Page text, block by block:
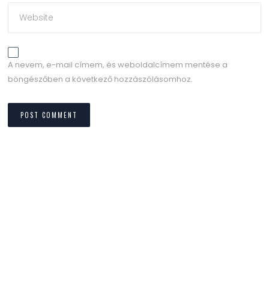
A nevem, e-mail címem, és weboldalcímem mentése a
böngészőben a következő hozzászólásomhoz.